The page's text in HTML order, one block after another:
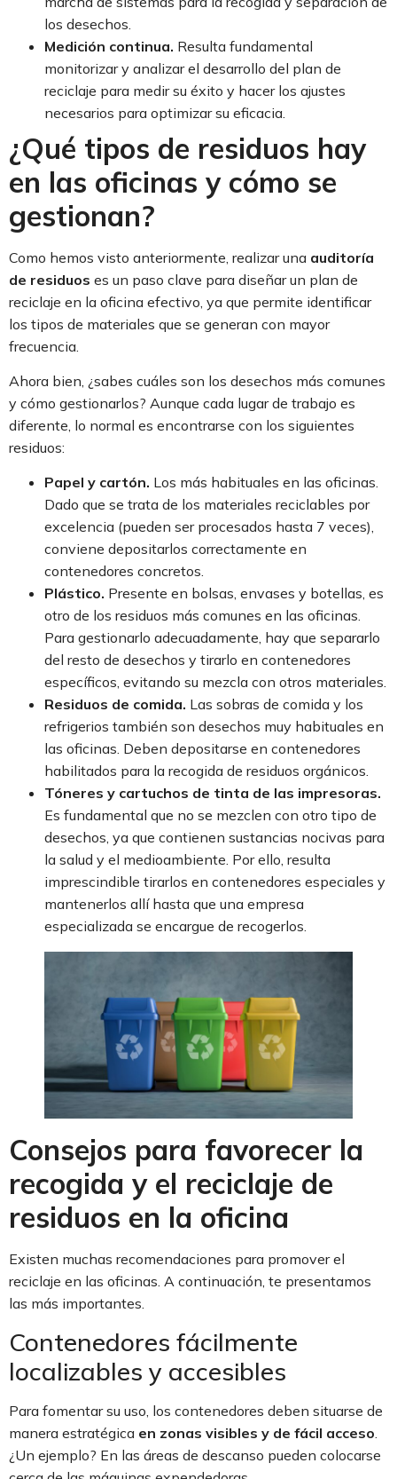
los desechos.
Medición continua. Resulta fundamental
monitorizar y analizar el desarrollo del plan de
reciclaje para medir su éxito y hacer los ajustes
necesarios para optimizar su eficacia.
¿Qué tipos de residuos hay
en las oficinas y cómo se
gestionan?
Como hemos visto anteriormente, realizar una auditoría
de residuos es un paso clave para diseñar un plan de
reciclaje en la oficina efectivo, ya que permite identificar
los tipos de materiales que se generan con mayor
frecuencia.
Ahora bien, ¿sabes cuáles son los desechos más comunes
y cómo gestionarlos? Aunque cada lugar de trabajo es
diferente, lo normal es encontrarse con los siguientes
residuos:
Papel y cartón. Los más habituales en las oficinas.
Dado que se trata de los materiales reciclables por
excelencia (pueden ser procesados hasta 7 veces),
conviene depositarlos correctamente en
contenedores concretos.
Plástico. Presente en bolsas, envases y botellas, es
otro de los residuos más comunes en las oficinas.
Para gestionarlo adecuadamente, hay que separarlo
del resto de desechos y tirarlo en contenedores
específicos, evitando su mezcla con otros materiales.
Residuos de comida. Las sobras de comida y los
refrigerios también son desechos muy habituales en
las oficinas. Deben depositarse en contenedores
habilitados para la recogida de residuos orgánicos.
Tóneres y cartuchos de tinta de las impresoras.
Es fundamental que no se mezclen con otro tipo de
desechos, ya que contienen sustancias nocivas para
la salud y el medioambiente. Por ello, resulta
imprescindible tirarlos en contenedores especiales y
mantenerlos allí hasta que una empresa
especializada se encargue de recogerlos.
Consejos para favorecer la
recogida y el reciclaje de
residuos en la oficina
Existen muchas recomendaciones para promover el
reciclaje en las oficinas. A continuación, te presentamos
las más importantes.
Contenedores fácilmente
localizables y accesibles
Para fomentar su uso, los contenedores deben situarse de
manera estratégica en zonas visibles y de fácil acceso.
¿Un ejemplo? En las áreas de descanso pueden colocarse